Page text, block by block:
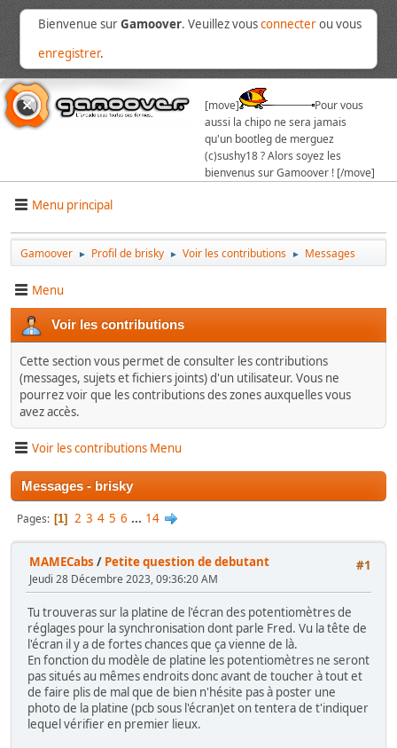
Bienvenue surGamoover. Veuillez vousconnecterou vous
enregistrer.
[move]
Pour vous
aussi la chipo ne sera jamais
qu'un bootleg de merguez
(c)sushy18 ? Alors soyez les
bienvenus sur Gamoover ! [/move]
Menu principal
Gamoover ► Profil de brisky ► Voir les contributions ► Messages
Menu
Voir les contributions
Cette section vous permet de consulter les contributions
(messages, sujets et fichiers joints) d'un utilisateur. Vous ne
pourrez voir que les contributions des zones auxquelles vous
avez accès.
Voir les contributions Menu
Messages - brisky
Pages 1 2 3 4 5 6 ... 14
#1
MAMECabs / Petite question de debutant
Jeudi 28 Décembre 2023, 09:36:20 AM
Tu trouveras sur la platine de l'écran des potentiomètres de
réglages pour la synchronisation dont parle Fred. Vu la tête de
l'écran il y a de fortes chances que ça vienne de là.
En fonction du modèle de platine les potentiomètres ne seront
pas situés au mêmes endroits donc avant de toucher à tout et
de faire plis de mal que de bien n'hésite pas à poster une
photo de la platine (pcb sous l'écran)et on tentera de t'indiquer
lequel vérifier en premier lieux.